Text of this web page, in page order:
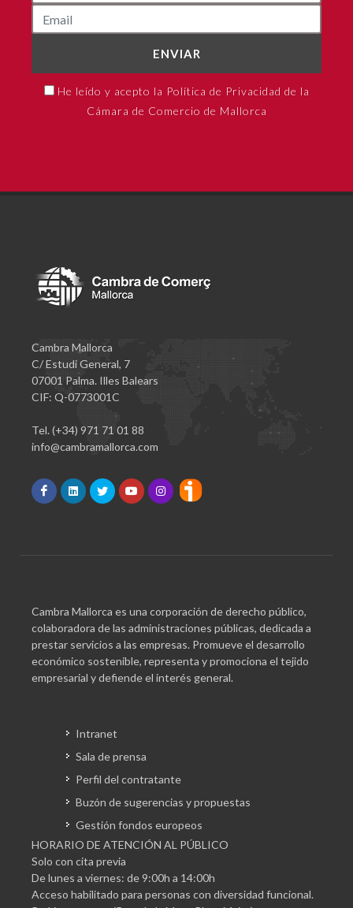
ENVIAR
He leído y acepto la Política de Privacidad de la
Cámara de Comercio de Mallorca
Cambra Mallorca
C/ Estudi General, 7
07001 Palma. Illes Balears
CIF: Q-0773001C
Tel. (+34) 971 71 01 88
info@cambramallorca.com
Cambra Mallorca es una corporación de derecho público,
colaboradora de las administraciones públicas, dedicada a
prestar servicios a las empresas. Promueve el desarrollo
económico sostenible, representa y promociona el tejido
empresarial y defiende el interés general.
Intranet
Sala de prensa
Perfil del contratante
Buzón de sugerencias y propuestas
Gestión fondos europeos
HORARIO DE ATENCIÓN AL PÚBLICO
Solo con cita previa
De lunes a viernes: de 9:00h a 14:00h
Acceso habilitado para personas con diversidad funcional.